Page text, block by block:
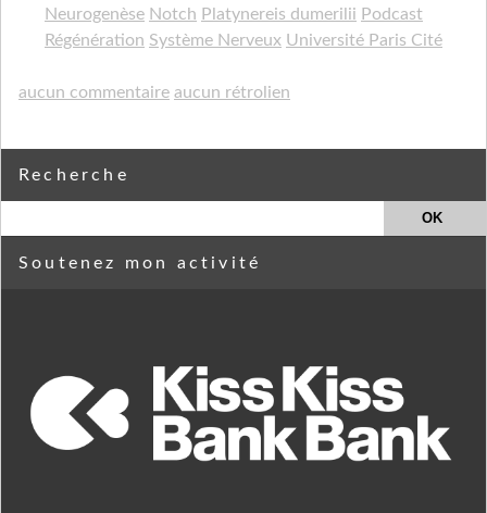
Neurogenèse Notch Platynereis dumerilii Podcast
Régénération Système Nerveux Université Paris Cité
aucun commentaire aucun rétrolien
Recherche
Soutenez mon activité